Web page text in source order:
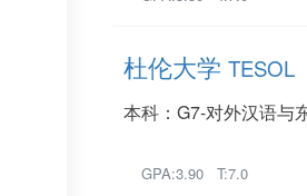
杜伦大学 TESOL
本科：G7-对外汉语与
GPA:3.90 T:7.0